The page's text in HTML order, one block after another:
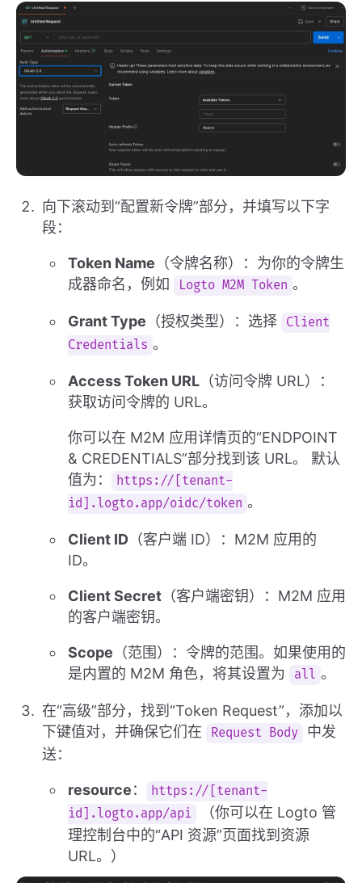
向下滚动到“配置新令牌”部分，并填写以下字
段：
Token Name （令牌名称）：为你的令牌生
成器命名，例如
Logto M2M Token 。
Grant Type （授权类型）：选择
Client
Credentials 。
Access Token URL （访问令牌 URL）：
获取访问令牌的 URL。
你可以在 M2M 应用详情页的“ENDPOINT
& CREDENTIALS”部分找到该 URL。 默认
值为：
https://[tenant-
id].logto.app/oidc/token 。
Client ID （客户端 ID）：M2M 应用的
ID。
Client Secret （客户端密钥）：M2M 应用
的客户端密钥。
Scope （范围）：令牌的范围。如果使用的
是内置的 M2M 角色，将其设置为
all 。
在“高级”部分，找到“Token Request”，添加以
下键值对，并确保它们在
Request Body
中发
送：
resource：
https://[tenant-
id].logto.app/api
（你可以在 Logto 管
理控制台中的“API 资源”页面找到资源
URL。）